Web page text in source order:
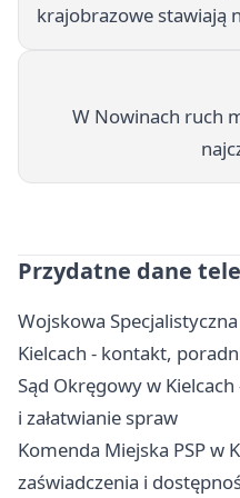
krajobrazowe stawiają
W Nowinach ruch
Przydatne dane
Wojskowa
Kielcach - kontakt,
Sąd Okręgowy w
i załatwianie spraw
Komenda Miejska PSP w
zaświadczenia i